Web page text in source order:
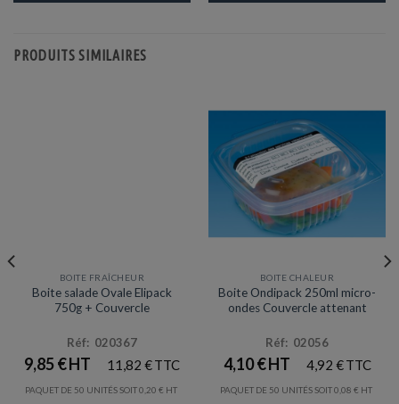
PRODUITS SIMILAIRES
Prix en baisse
BOITE FRAÎCHEUR
Boite salade Ovale Elipack
750g + Couvercle
Réf: 020367
9,85€ 11,82 €
PAQUET DE 50 UNITÉS SOIT0,20 €
BOITE CHALEUR
Boite Ondipack 250ml micro-
ondes Couvercle attenant
Réf: 02056
4,10€ 4,92 €
PAQUET DE 50 UNITÉS SOIT0,08 €